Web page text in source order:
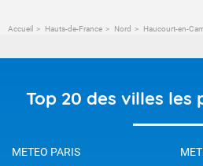
Accueil Hauts-de-France Nord Haucourt-en-
Top 20 des villes les
METEO PARIS